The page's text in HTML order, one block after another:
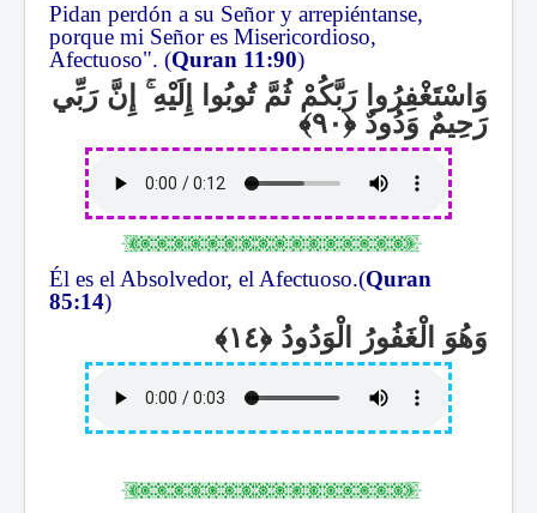
Pidan perdón a su Señor y arrepiéntanse,
porque mi Señor es Misericordioso,
Afectuoso". (Quran 11:90)
وَاسْتَغْفِرُوا رَبَّكُمْ ثُمَّ تُوبُوا إِلَيْهِۚ إِنَّ رَبِّي
رَحِيمٌ وَدُودٌ
Él es el Absolvedor, el Afectuoso.(Quran
85:14)
وَهُوَ الْغَفُورُ الْوَدُودُ